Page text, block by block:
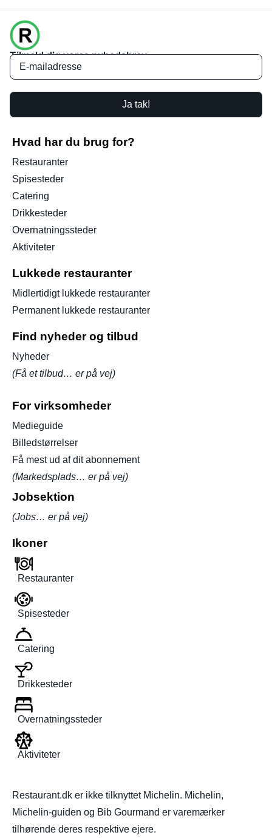
Tilmeld dig vores nyhedsbrev
Ja tak!
Hvad har du brug for?
Restauranter
Spisesteder
Catering
Drikkesteder
Overnatningssteder
Aktiviteter
Lukkede restauranter
Midlertidigt lukkede restauranter
Permanent lukkede restauranter
Find nyheder og tilbud
Nyheder
(Få et tilbud… er på vej)
For virksomheder
Medieguide
Billedstørrelser
Få mest ud af dit abonnement
(Markedsplads… er på vej)
Jobsektion
(Jobs… er på vej)
Ikoner
Restauranter
Spisesteder
Catering
Drikkesteder
Overnatningssteder
Aktiviteter
Restaurant.dk er ikke tilknyttet Michelin. Michelin,
Michelin-guiden og Bib Gourmand er varemærker
tilhørende deres respektive ejere.